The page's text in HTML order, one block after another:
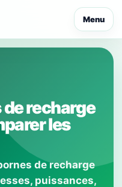
Menu
recharge
les
de recharge
puissances,